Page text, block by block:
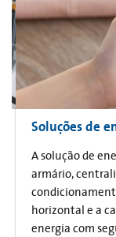
Soluções de
A solução de
armário,
horizontal e a
energia com